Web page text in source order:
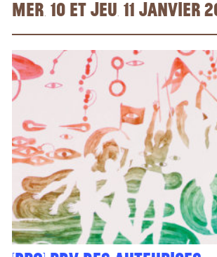
mer. 10 et jeu. 11 janvier